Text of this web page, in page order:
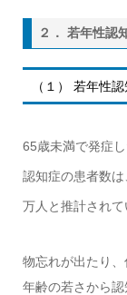
２． 若年性認
（１） 若年性
65歳未満で発症
認知症の患者数
万人と推計されて
物忘れが出たり、
年齢の若さから